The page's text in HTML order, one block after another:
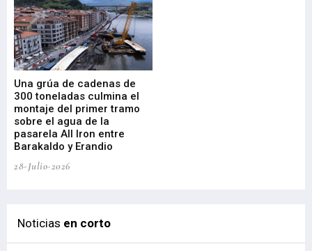
Una grúa de cadenas de
300 toneladas culmina el
montaje del primer tramo
sobre el agua de la
pasarela All Iron entre
Barakaldo y Erandio
28-Julio-2026
Noticias en corto